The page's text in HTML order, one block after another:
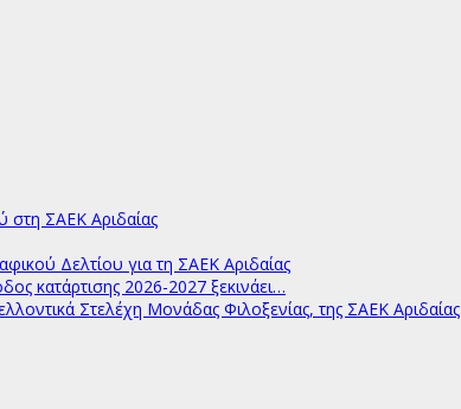
ΣΑΕΚ Αριδαίας
Δελτίου για τη ΣΑΕΚ Αριδαίας
κατάρτισης 2026-2027 ξεκινάει…
Στελέχη Μονάδας Φιλοξενίας, της ΣΑΕΚ Αριδαίας